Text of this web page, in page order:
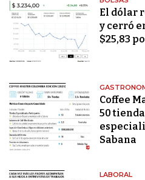
El dólar
y cerró
$25,83
Coffee
50
Sabana
LABORAL